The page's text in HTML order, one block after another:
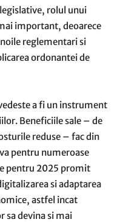
rolul unui
important, deoarece
reglementari si
ordonantei de
a fi un instrument
Beneficiile sale – de
reduse – fac din
pentru numeroase
pentru 2025 promit
si adaptarea
astfel incat
sa devina si mai